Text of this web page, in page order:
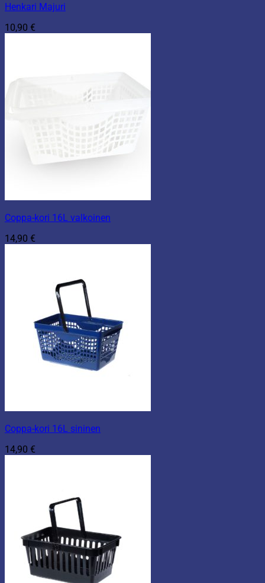
Henkari Majuri
10,90 €
Coppa-kori 16L valkoinen
14,90 €
Coppa-kori 16L sininen
14,90 €